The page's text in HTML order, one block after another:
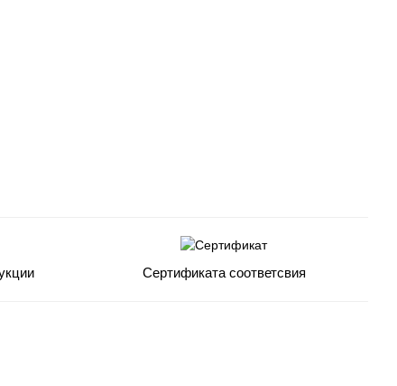
Сертификата соответсвия